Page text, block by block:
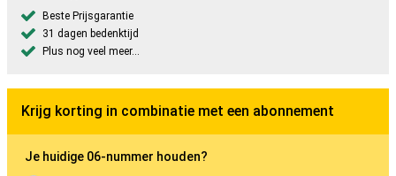
Beste Prijsgarantie
31 dagen bedenktijd
Plus nog veel meer...
Krijg korting in combinatie met een abonnement
Je huidige 06-nummer houden?